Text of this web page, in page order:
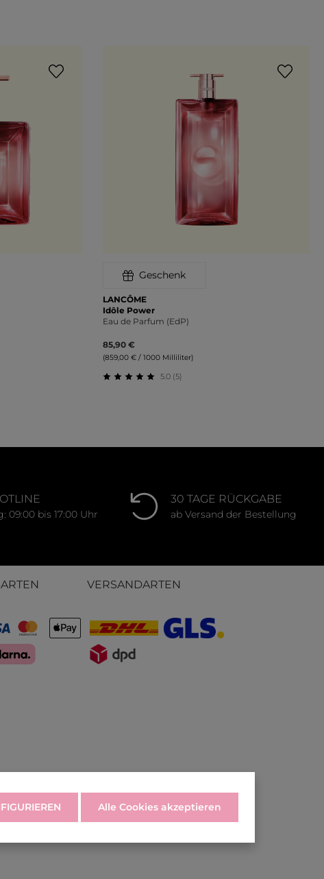
Geschenk
LANCÔME
Idôle Power
Eau de Parfum (EdP)
85,90 €
(859,00 € / 1000 Milliliter)
5.0 (5)
09:00 bis 17:00 Uhr
30 TAGE RÜCKGABE
ab Versand der Bestellung
VERSANDARTEN
Alle Cookies akzeptieren